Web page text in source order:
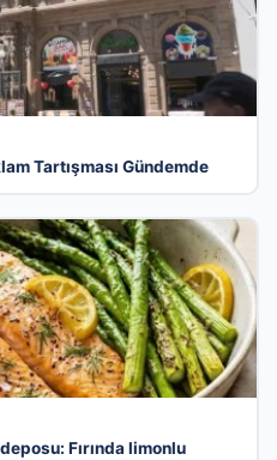
Tartışması Gündemde
Fırında limonlu